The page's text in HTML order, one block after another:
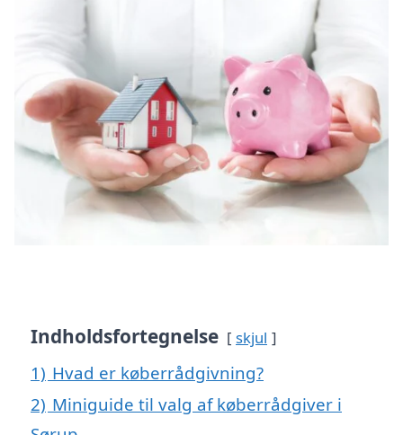
Indholdsfortegnelse skjul
1) Hvad er køberrådgivning?
2) Miniguide til valg af køberrådgiver i